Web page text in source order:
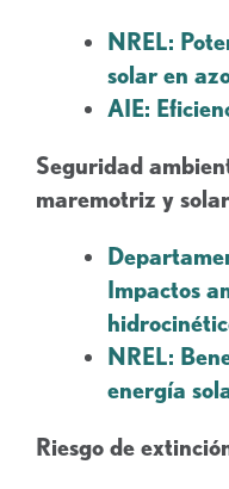
NREL:
solar en
AIE:
Seguridad
maremotriz y solar
Impactos
NREL:
energía
Riesgo de